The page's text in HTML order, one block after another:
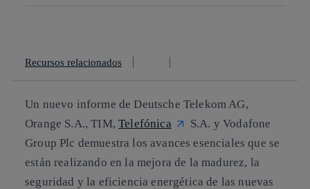
Recursos relacionados
Un nuevo informe de Deutsche Telekom AG,
Orange S.A., TIM,Telefónica
S.A. y Vodafone
Group Plc demuestra los avances esenciales que se
están realizando en la mejora de la madurez, la
seguridad y la eficiencia energética de las nuevas